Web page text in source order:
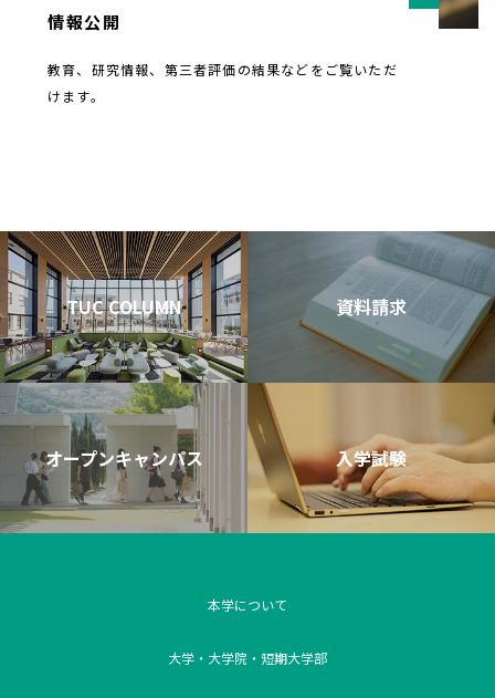
情報公開
教育、研究情報、第三者評価の結果などをご覧いただ
けます。
TUC COLUMN 資料請求
オープンキャンパス 入学試験
本学について
大学・大学院・短期大学部